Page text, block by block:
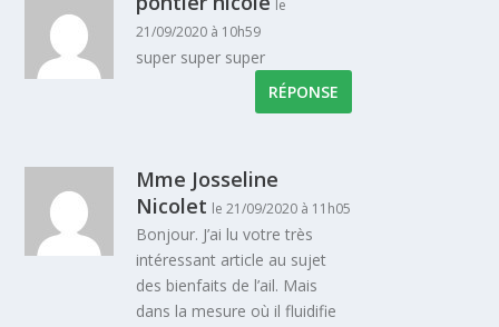
le
21/09/2020 à 10h59
super super super
RÉPONSE
Mme Josseline
Nicolet le 21/09/2020 à 11h05
Bonjour. J’ai lu votre très
intéressant article au sujet
des bienfaits de l’ail. Mais
dans la mesure où il fluidifie